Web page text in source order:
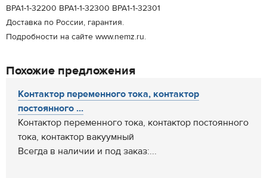
ВРА1-1-32200 ВРА1-1-32300 ВРА1-1-32301
Доставка по России, гарантия.
Подробности на сайте www.nemz.ru.
Похожие предложения
Контактор переменного тока, контактор
постоянного ...
Контактор переменного тока, контактор постоянного
тока, контактор вакуумный
Всегда в наличии и под заказ:...